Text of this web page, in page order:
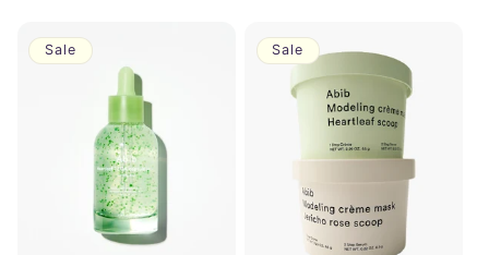
Sale Sale